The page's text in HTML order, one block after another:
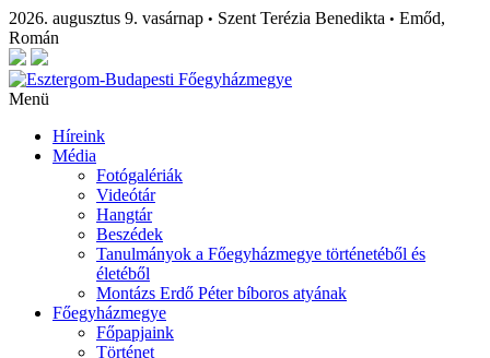
2026. augusztus 9. vasárnap • Szent Terézia Benedikta • Emőd,
Román
Menü
Híreink
Média
Fotógalériák
Videótár
Hangtár
Beszédek
Tanulmányok a Főegyházmegye történetéből és
életéből
Montázs Erdő Péter bíboros atyának
Főegyházmegye
Főpapjaink
Történet